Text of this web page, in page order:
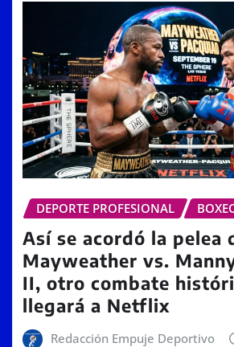
DEPORTE PROFESIONAL
Así se acordó la pelea
Mayweather vs.
II, otro combate
llegará a Netflix
Redacción Empuje Deportivo